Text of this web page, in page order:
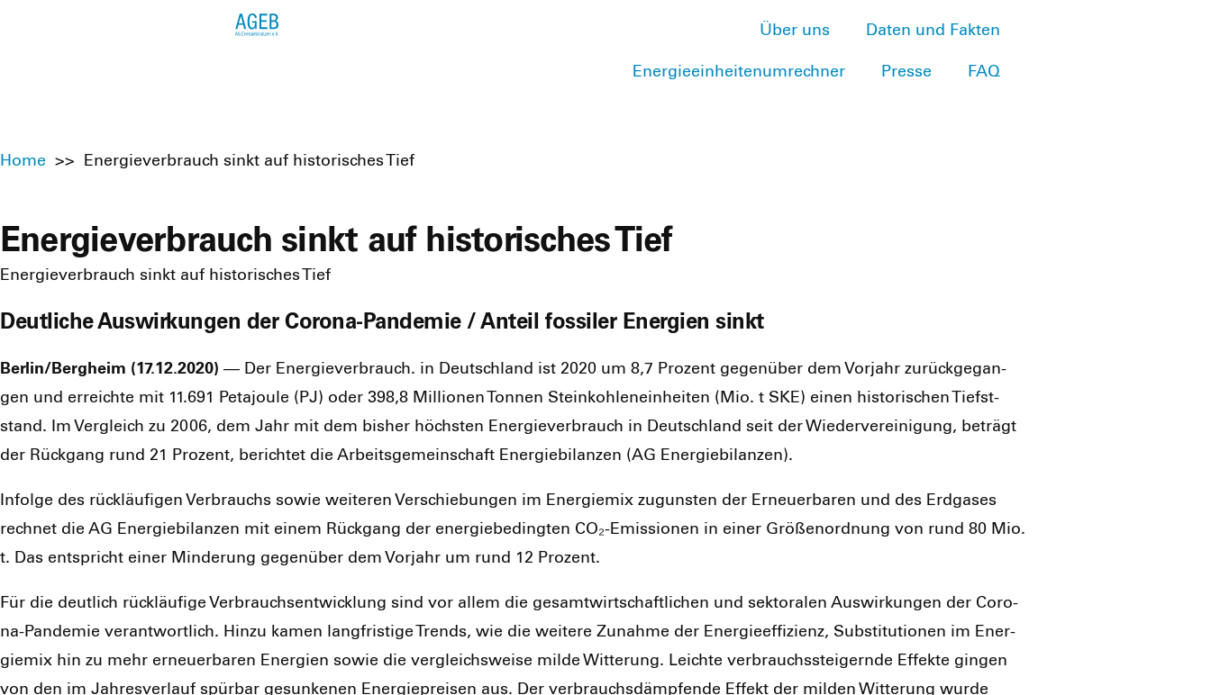
Über uns Daten und Fakten
Energieeinheitenumrechner Presse FAQ
Home >> Energieverbrauch sinkt auf historisches Tief
Energieverbrauch sinkt auf historisches Tief
Energieverbrauch sinkt auf historisches Tief
Deutliche Auswirkungen der Corona-Pandemie / Anteil fossiler Energien sinkt
Berlin/Bergheim (17.12.2020) — Der Ener­gie­ver­brauch. in Deutsch­land ist 2020 um 8,7 Pro­zent gegen­über dem Vor­jahr zurück­ge­gan­
gen und erreich­te mit 11.691 Peta­joule (PJ) oder 398,8 Mil­lio­nen Ton­nen Stein­koh­len­ein­hei­ten (Mio. t SKE) einen his­to­ri­schen Tiefst­
stand. Im Ver­gleich zu 2006, dem Jahr mit dem bis­her höchs­ten Ener­gie­ver­brauch in Deutsch­land seit der Wie­der­ver­ei­ni­gung, beträgt
der Rück­gang rund 21 Pro­zent, berich­tet die Arbeits­ge­mein­schaft Ener­gie­bi­lan­zen (AG Ener­gie­bi­lan­zen).
Infol­ge des rück­läu­fi­gen Ver­brauchs sowie wei­te­ren Ver­schie­bun­gen im Ener­gie­mix zuguns­ten der Erneu­er­ba­ren und des Erd­ga­ses
rech­net die AG Ener­gie­bi­lan­zen mit einem Rück­gang der ener­gie­be­ding­ten CO₂-Emis­sio­nen in einer Grö­ßen­ord­nung von rund 80 Mio.
t. Das ent­spricht einer Min­de­rung gegen­über dem Vor­jahr um rund 12 Pro­zent.
Für die deut­lich rück­läu­fi­ge Ver­brauchs­ent­wick­lung sind vor allem die gesamt­wirt­schaft­li­chen und sek­to­ra­len Aus­wir­kun­gen der Coro­
na-Pan­de­mie ver­ant­wort­lich. Hin­zu kamen lang­fris­ti­ge Trends, wie die wei­te­re Zunah­me der Ener­gie­ef­fi­zi­enz, Sub­sti­tu­tio­nen im Ener­
gie­mix hin zu mehr erneu­er­ba­ren Ener­gien sowie die ver­gleichs­wei­se mil­de Wit­te­rung. Leich­te ver­brauchs­stei­gern­de Effek­te gin­gen
von den im Jah­res­ver­lauf spür­bar gesun­ke­nen Ener­gie­prei­sen aus. Der ver­brauchs­dämp­fen­de Effekt der mil­den Wit­te­rung wur­de